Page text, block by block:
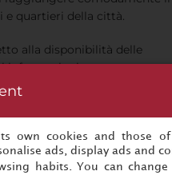
e quartieri della città.
alla disponibilità delle
informazioni.
own cookies and those
ads, display ads and
habits. You can change